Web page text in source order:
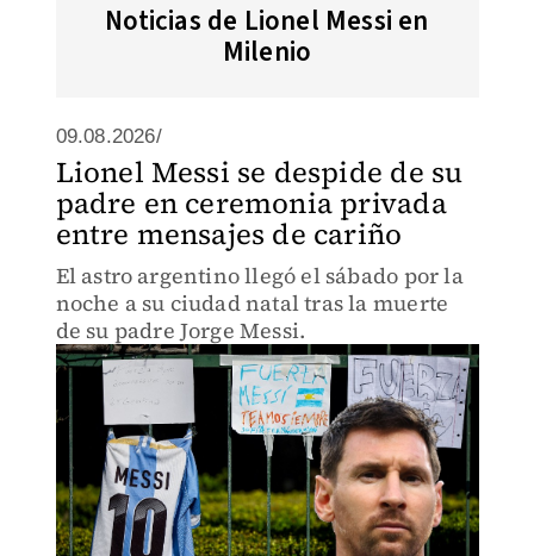
Noticias de Lionel Messi en
Milenio
09.08.2026/
Lionel Messi se despide de su
padre en ceremonia privada
entre mensajes de cariño
El astro argentino llegó el sábado por la
noche a su ciudad natal tras la muerte
de su padre Jorge Messi.